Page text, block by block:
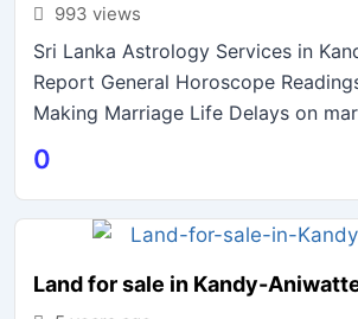
993 views
Sri Lanka Astrology Services in
Report General Horoscope
Making Marriage Life Delays on
0
Land for sale in Kandy-